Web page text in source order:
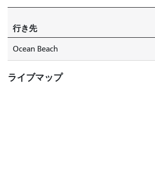
行き先
Ocean Beach
ライブマップ